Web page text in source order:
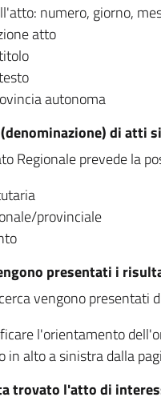
numero, giorno,
atto
autonoma
di atti
Regionale prevede la
provinciale
presentati i
vengono presentati
l'orientamento
in alto a sinistra dalla
trovato l'atto di